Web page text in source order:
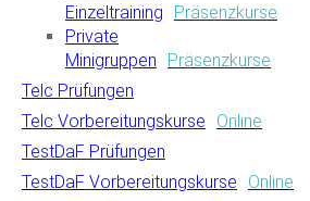
Einzeltraining
Präsenzkurse
Private
Minigruppen
Präsenzkurse
Telc Prüfungen
Telc Vorbereitungskurse
Online
TestDaF Prüfungen
TestDaF Vorbereitungskurse
Online